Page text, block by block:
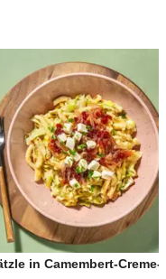
in Camembert-Creme-